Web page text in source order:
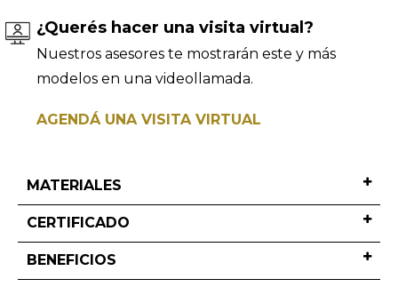
¿Querés hacer una visita virtual?
Nuestros asesores te mostrarán este y más
modelos en una videollamada.
AGENDÁ UNA VISITA VIRTUAL
MATERIALES
CERTIFICADO
BENEFICIOS